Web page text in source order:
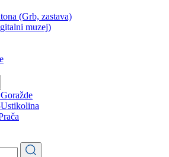
(Grb, zastava)
muzej)